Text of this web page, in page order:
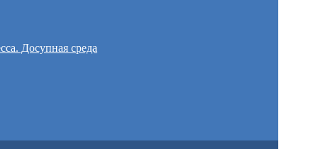
Досупная среда